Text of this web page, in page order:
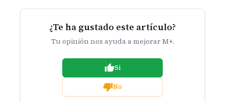
¿Te ha gustado este artículo?
Tu opinión nos ayuda a mejorar M+.
Si
No